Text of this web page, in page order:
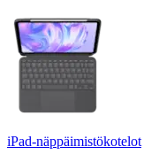
iPad-näppäimistökotelot